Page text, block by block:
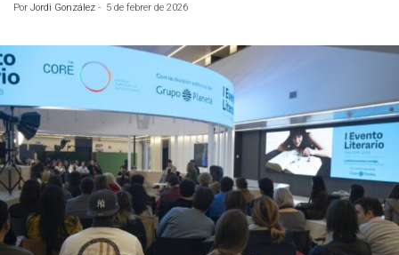
Por Jordi González - 5 de febrer de 2026